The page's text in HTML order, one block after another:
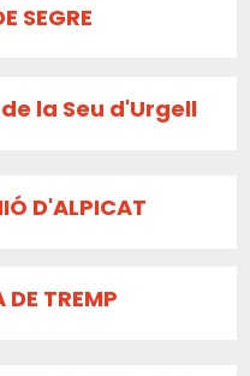
SEGRE
la Seu d'Urgell
D'ALPICAT
DE TREMP